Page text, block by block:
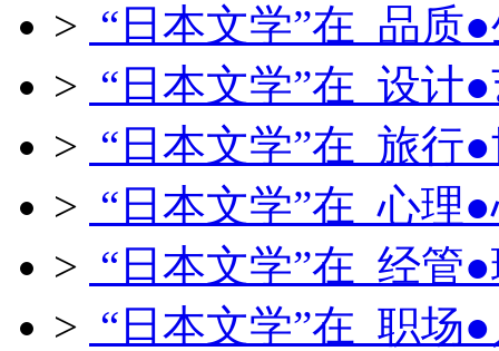
> “日本文学”在 品质
> “日本文学”在 设计
> “日本文学”在 旅行
> “日本文学”在 心理
> “日本文学”在 经管
> “日本文学”在 职场